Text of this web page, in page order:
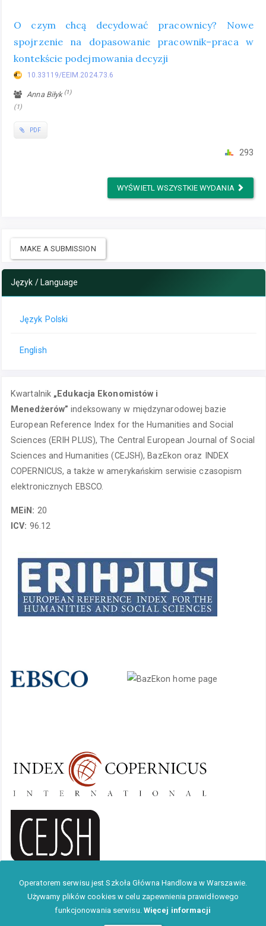
O czym chcą decydować pracownicy? Nowe
spojrzenie na dopasowanie pracownik–praca w
kontekście podejmowania decyzji
10.33119/EEIM.2024.73.6
Anna Biłyk (1)
(1)
PDF
293
WYŚWIETL WSZYSTKIE WYDANIA
MAKE A SUBMISSION
Język / Language
Język Polski
English
Kwartalnik „Edukacja Ekonomistów i
Menedżerów” indeksowany w międzynarodowej bazie
European Reference Index for the Humanities and Social
Sciences (ERIH PLUS), The Central European Journal of Social
Sciences and Humanities (CEJSH), BazEkon oraz INDEX
COPERNICUS, a także w amerykańskim serwisie czasopism
elektronicznych EBSCO.
MEiN: 20
ICV: 96.12
Operatorem serwisu jest Szkoła Główna Handlowa w Warszawie.
Używamy plików cookies w celu zapewnienia prawidłowego
funkcjonowania serwisu. Więcej informacji